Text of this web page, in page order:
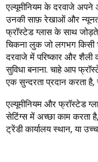
एल्यूमीनियम के दरवाजे
उनकी साफ़ रेखाओं और
फ्रॉस्टेड ग्लास के साथ
चिकना लुक जो लगभग किसी
दरवाजे में परिष्कार और
सुविधा बनाना. चाहे आप
एक सुन्दरता प्रदान करता है,
एल्यूमीनियम और फ्रॉस्टेड
सेटिंग्स में अच्छा काम करता
ट्रेंडी कार्यालय स्थान, या